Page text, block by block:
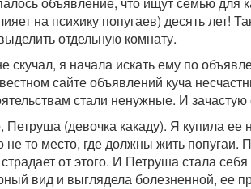
на психику попугаев) десять лет!
отдельную комнату.
скучал, я начала искать ему по
сайте объявлений куча
стали ненужные. И
(девочка какаду). Я купила ее
не то место, где должны жить
от этого. И Петруша стала
вид и выглядела болезненной, ее